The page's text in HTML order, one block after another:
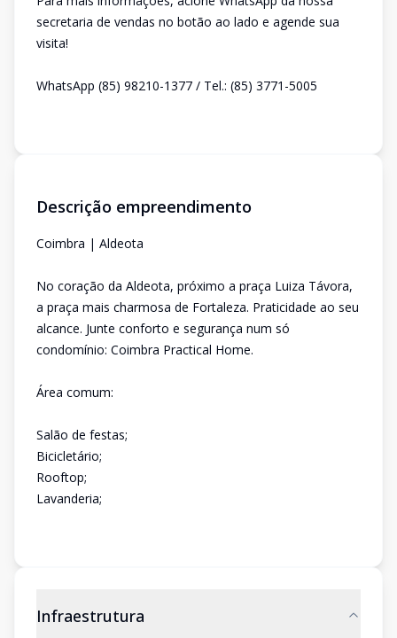
secretaria de vendas no botão ao lado e agende sua
visita!
WhatsApp (85) 98210-1377 / Tel.: (85) 3771-5005
Descrição empreendimento
Coimbra | Aldeota
No coração da Aldeota, próximo a praça Luiza Távora,
a praça mais charmosa de Fortaleza. Praticidade ao seu
alcance. Junte conforto e segurança num só
condomínio: Coimbra Practical Home.
Área comum:
Salão de festas;
Bicicletário;
Rooftop;
Lavanderia;
Infraestrutura